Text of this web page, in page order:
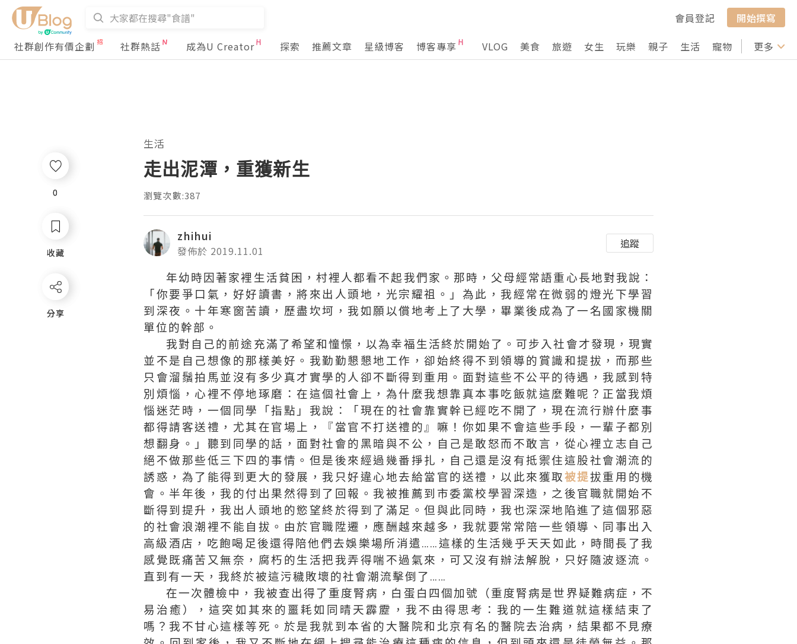
會員登記
開始撰寫
社群創作有價企劃
社群熱話 成為U Creator 探索 推薦文章 星級博客 博客專享 VLOG 美食 旅遊 女生 玩樂 親子 生活 寵物 行山 打卡
更多
0
收藏
分享
生活
走出泥潭，重獲新生
瀏覽次數:387
zhihui
發佈於 2019.11.01
追蹤
年幼時因著家裡生活貧困，村裡人都看不起我們家。那時，父母經常語重心長地對我說：
「你要爭口氣，好好讀書，將來出人頭地，光宗耀祖。」為此，我經常在微弱的燈光下學習
到深夜。十年寒窗苦讀，歷盡坎坷，我如願以償地考上了大學，畢業後成為了一名國家機關
單位的幹部。
我對自己的前途充滿了希望和憧憬，以為幸福生活終於開始了。可步入社會才發現，現實
並不是自己想像的那樣美好。我勤勤懇懇地工作，卻始終得不到領導的賞識和提拔，而那些
只會溜鬚拍馬並沒有多少真才實學的人卻不斷得到重用。面對這些不公平的待遇，我感到特
別煩惱，心裡不停地琢磨：在這個社會上，為什麼我想靠真本事吃飯就這麼難呢？正當我煩
惱迷茫時，一個同學「指點」我說：「現在的社會靠實幹已經吃不開了，現在流行辦什麼事
都得請客送禮，尤其在官場上，『當官不打送禮的』嘛！你如果不會這些手段，一輩子都別
想翻身。」聽到同學的話，面對社會的黑暗與不公，自己是敢怒而不敢言，從心裡立志自己
絕不做那些低三下四的事情。但是後來經過幾番掙扎，自己還是沒有抵禦住這股社會潮流的
誘惑，為了能得到更大的發展，我只好違心地去給當官的送禮，以此來獲取被提拔重用的機
會。半年後，我的付出果然得到了回報。我被推薦到市委黨校學習深造，之後官職就開始不
斷得到提升，我出人頭地的慾望終於得到了滿足。但與此同時，我也深深地陷進了這個邪惡
的社會浪潮裡不能自拔。由於官職陞遷，應酬越來越多，我就要常常陪一些領導、同事出入
高級酒店，吃飽喝足後還得陪他們去娛樂場所消遣……這樣的生活幾乎天天如此，時間長了我
感覺既痛苦又無奈，腐朽的生活把我弄得喘不過氣來，可又沒有辦法解脫，只好隨波逐流。
直到有一天，我終於被這污穢敗壞的社會潮流擊倒了……
在一次體檢中，我被查出得了重度腎病，白蛋白四個加號（重度腎病是世界疑難病症，不
易治癒），這突如其來的噩耗如同晴天霹靂，我不由得思考：我的一生難道就這樣結束了
嗎？我不甘心這樣等死。於是我就到本省的大醫院和北京有名的醫院去治病，結果都不見療
0
收藏
分享